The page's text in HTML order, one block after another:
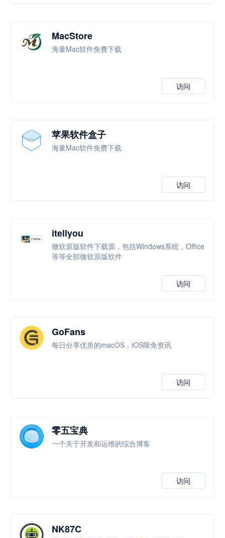
MacStore
海量Mac软件免费下载
访问
苹果软件盒子
海量Mac软件免费下载
访问
itellyou
微软原版软件下载源，包括Windows系统，Office
等等全部微软原版软件
访问
GoFans
每日分享优质的macOS，iOS限免资讯
访问
零五宝典
一个关于开发和运维的综合博客
访问
NK87C